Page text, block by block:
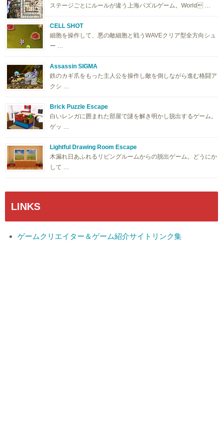
ステージごとにルールが違う上海パズルゲーム。World …
CELL SHOT
細胞を操作して、悪の敵細胞と戦うWAVEクリア型全方向シュ
ー …
Assassin SIGMA
鉄のカギ爪をもった主人公を操作し敵を倒しながら進む格闘ア
クシ …
Brick Puzzle Escape
白いレンガに囲まれた部屋で謎を解き明かし脱出するゲーム。
ゲッ …
Lightful Drawing Room Escape
木漏れ日あふれるリビングルームからの脱出ゲーム。どうにか
して …
LINKS
ゲームクリエイター＆ゲーム紹介サイトリンク集